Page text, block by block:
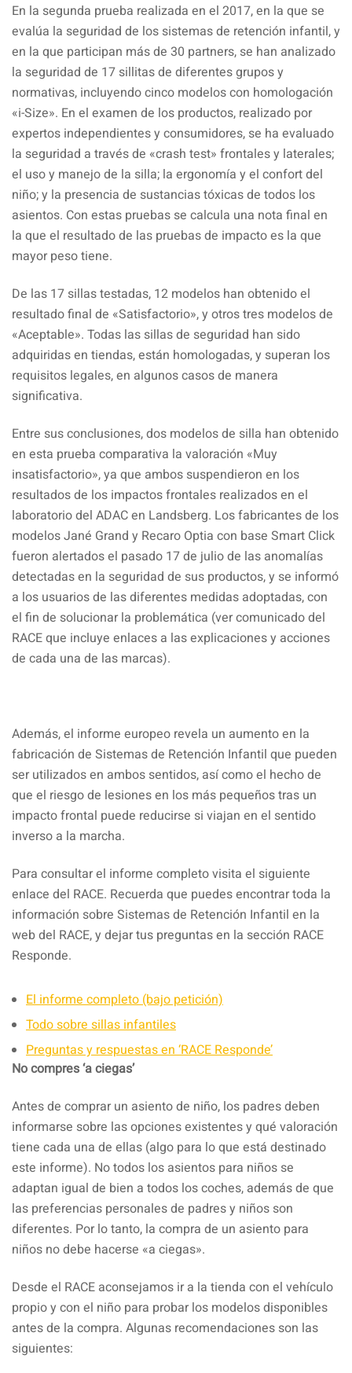
En la segunda prueba realizada en el 2017, en la que se
evalúa la seguridad de los sistemas de retención infantil, y
en la que participan más de 30 partners, se han analizado
la seguridad de 17 sillitas de diferentes grupos y
normativas, incluyendo cinco modelos con homologación
«i-Size». En el examen de los productos, realizado por
expertos independientes y consumidores, se ha evaluado
la seguridad a través de «crash test» frontales y laterales;
el uso y manejo de la silla; la ergonomía y el confort del
niño; y la presencia de sustancias tóxicas de todos los
asientos. Con estas pruebas se calcula una nota final en
la que el resultado de las pruebas de impacto es la que
mayor peso tiene.
De las 17 sillas testadas, 12 modelos han obtenido el
resultado final de «Satisfactorio», y otros tres modelos de
«Aceptable». Todas las sillas de seguridad han sido
adquiridas en tiendas, están homologadas, y superan los
requisitos legales, en algunos casos de manera
significativa.
Entre sus conclusiones, dos modelos de silla han obtenido
en esta prueba comparativa la valoración «Muy
insatisfactorio», ya que ambos suspendieron en los
resultados de los impactos frontales realizados en el
laboratorio del ADAC en Landsberg. Los fabricantes de los
modelos Jané Grand y Recaro Optia con base Smart Click
fueron alertados el pasado 17 de julio de las anomalías
detectadas en la seguridad de sus productos, y se informó
a los usuarios de las diferentes medidas adoptadas, con
el fin de solucionar la problemática (ver comunicado del
RACE que incluye enlaces a las explicaciones y acciones
de cada una de las marcas).
Además, el informe europeo revela un aumento en la
fabricación de Sistemas de Retención Infantil que pueden
ser utilizados en ambos sentidos, así como el hecho de
que el riesgo de lesiones en los más pequeños tras un
impacto frontal puede reducirse si viajan en el sentido
inverso a la marcha.
Para consultar el informe completo visita el siguiente
enlace del RACE. Recuerda que puedes encontrar toda la
información sobre Sistemas de Retención Infantil en la
web del RACE, y dejar tus preguntas en la sección RACE
Responde.
El informe completo (bajo petición)
Todo sobre sillas infantiles
Preguntas y respuestas en ‘RACE Responde’
No compres ‘a ciegas’
Antes de comprar un asiento de niño, los padres deben
informarse sobre las opciones existentes y qué valoración
tiene cada una de ellas (algo para lo que está destinado
este informe). No todos los asientos para niños se
adaptan igual de bien a todos los coches, además de que
las preferencias personales de padres y niños son
diferentes. Por lo tanto, la compra de un asiento para
niños no debe hacerse «a ciegas».
Desde el RACE aconsejamos ir a la tienda con el vehículo
propio y con el niño para probar los modelos disponibles
antes de la compra. Algunas recomendaciones son las
siguientes: